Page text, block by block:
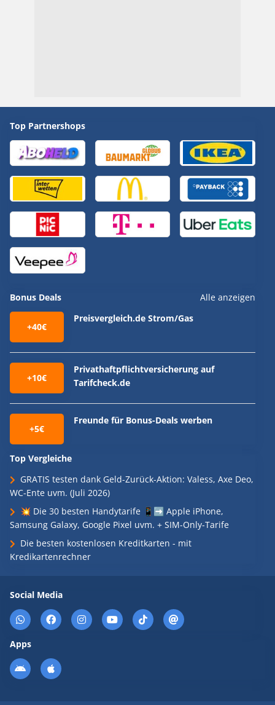
Top Partnershops
Bonus Deals Alle anzeigen
+40€
Preisvergleich.de Strom/Gas
+10€
Privathaftpflichtversicherung auf
Tarifcheck.de
+5€
Freunde für Bonus-Deals werben
Top Vergleiche
GRATIS testen dank Geld-Zurück-Aktion: Valess, Axe Deo,
WC-Ente uvm. (Juli 2026)
💥 Die 30 besten Handytarife 📱➡️ Apple iPhone,
Samsung Galaxy, Google Pixel uvm. + SIM-Only-Tarife
Die besten kostenlosen Kreditkarten - mit
Kredikartenrechner
Social Media
Apps